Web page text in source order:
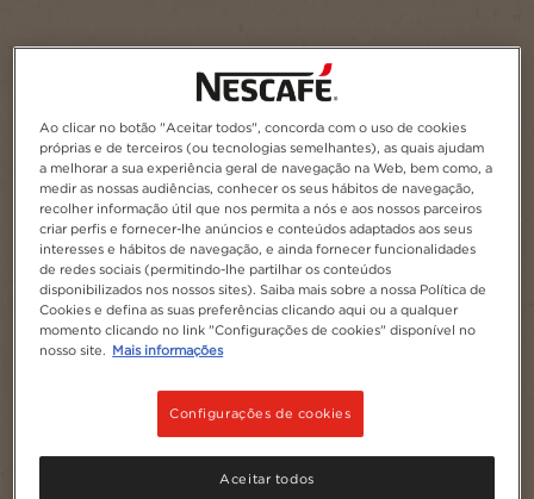
Ao clicar no botão "Aceitar todos", concorda com o uso de cookies
próprias e de terceiros (ou tecnologias semelhantes), as quais ajudam
a melhorar a sua experiência geral de navegação na Web, bem como, a
medir as nossas audiências, conhecer os seus hábitos de navegação,
recolher informação útil que nos permita a nós e aos nossos parceiros
criar perfis e fornecer-lhe anúncios e conteúdos adaptados aos seus
interesses e hábitos de navegação, e ainda fornecer funcionalidades
de redes sociais (permitindo-lhe partilhar os conteúdos
disponibilizados nos nossos sites). Saiba mais sobre a nossa Política de
Cookies e defina as suas preferências clicando aqui ou a qualquer
momento clicando no link "Configurações de cookies" disponível no
nosso site. Mais informações
Configurações de cookies
Aceitar todos